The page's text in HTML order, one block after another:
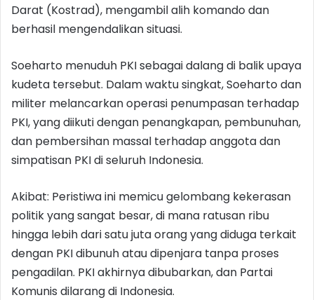
Darat (Kostrad), mengambil alih komando dan
berhasil mengendalikan situasi.
Soeharto menuduh PKI sebagai dalang di balik upaya
kudeta tersebut. Dalam waktu singkat, Soeharto dan
militer melancarkan operasi penumpasan terhadap
PKI, yang diikuti dengan penangkapan, pembunuhan,
dan pembersihan massal terhadap anggota dan
simpatisan PKI di seluruh Indonesia.
Akibat: Peristiwa ini memicu gelombang kekerasan
politik yang sangat besar, di mana ratusan ribu
hingga lebih dari satu juta orang yang diduga terkait
dengan PKI dibunuh atau dipenjara tanpa proses
pengadilan. PKI akhirnya dibubarkan, dan Partai
Komunis dilarang di Indonesia.